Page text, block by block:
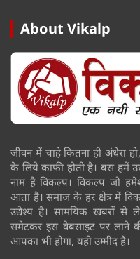
About Vikalp
जीवन में चाहे कितना ही अंधेरा
के लिये काफी होती है। बस हमें
नाम है विकल्प। विकल्प जो
आता है। समाज के हर क्षेत्र में
उद्येश्य है। सामयिक खबरों
समेटकर इस वेबसाइट पर लाने
आपका भी होगा, यही उम्मीद है।